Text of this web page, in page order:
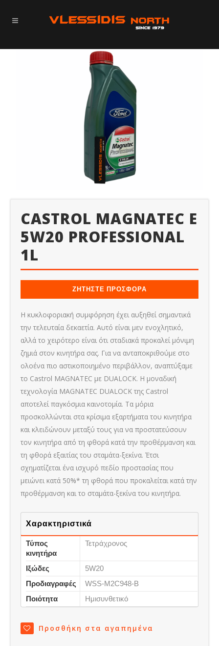
CASTROL MAGNATEC E
5W20 PROFESSIONAL
1L
ΖΗΤΗΣΤΕ ΠΡΟΣΦΟΡΑ
Η κυκλοφοριακή συμφόρηση έχει αυξηθεί σημαντικά
την τελευταία δεκαετία. Αυτό είναι μεν ενοχλητικό,
αλλά το χειρότερο είναι ότι σταδιακά προκαλεί μόνιμη
ζημιά στον κινητήρα σας. Για να ανταποκριθούμε στο
ολοένα πιο αστικοποιημένο περιβάλλον, αναπτύξαμε
το Castrol MAGNATEC με DUALOCK. Η μοναδική
τεχνολογία MAGNATEC DUALOCK της Castrol
αποτελεί παγκόσμια καινοτομία. Τα μόρια
προσκολλώνται στα κρίσιμα εξαρτήματα του κινητήρα
και κλειδώνουν μεταξύ τους για να προστατεύσουν
τον κινητήρα από τη φθορά κατά την προθέρμανση και
τη φθορά εξαιτίας του σταμάτα-ξεκίνα. Έτσι
σχηματίζεται ένα ισχυρό πεδίο προστασίας που
μειώνει κατά 50%* τη φθορά που προκαλείται κατά την
προθέρμανση και το σταμάτα-ξεκίνα του κινητήρα.
Προσθήκη στα αγαπημένα
Χαρακτηριστικά
Τύπος
κινητήρα
Τετράχρονος
Ιξώδες
5W20
Προδιαγραφές
WSS-M2C948-B
Ποιότητα
Ημισυνθετικό